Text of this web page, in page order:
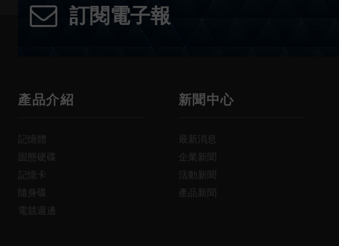
訂閱電子報
產品介紹
記憶體
固態硬碟
記憶卡
隨身碟
電競週邊
新聞中心
最新消息
企業新聞
活動新聞
產品新聞